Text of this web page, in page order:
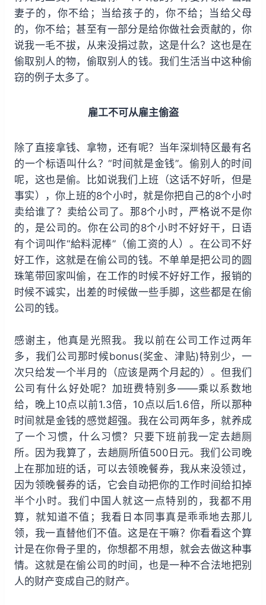
妻子的，你不给；当给孩子的，你不给；当给父母
的，你不给；甚至有一部分是给你做社会贡献的，你
说我一毛不拔，从来没捐过款，这是什么？这也是在
偷取别人的物，偷取别人的钱。我们生活当中这种偷
窃的例子太多了。
雇工不可从雇主偷盗
除了直接拿钱、拿物，还有呢？当年深圳特区最有名
的一个标语叫什么？“时间就是金钱”。偷别人的时间
呢，这也是偷。比如说我们上班（这话不好听，但是
事实），你上班的8个小时，就是你把自己的8个小时
卖给谁了？卖给公司了。那8个小时，严格说不是你
的，是公司的。你在公司的8个小时不好好干，日语
有个词叫作“給料泥棒”（偷工资的人）。在公司不好
好工作，这就是在偷公司的钱。不单单是把公司的圆
珠笔带回家叫偷，在工作的时候不好好工作，报销的
时候不诚实，出差的时候做一些手脚，这些都是在偷
公司的钱。
感谢主，他真是光照我。我以前在公司工作过两年
多，我们公司那时候bonus(奖金、津贴)特别少，一
次只给发一个半月的（应该是两个月起的）。但我们
公司有什么好处呢？加班费特别多——乘以系数地
给，晚上10点以前1.3倍，10点以后1.6倍，所以那种
时间就是金钱的感觉超强。我在公司两年多，就养成
了一个习惯，什么习惯？只要下班前我一定去趟厕
所。因为我算了，去趟厕所值500日元。我们公司晚
上在那加班的话，可以去领晚餐券，我从来没领过，
因为领晚餐券的话，它会自动把你的工作时间给扣掉
半个小时。我们中国人就这一点特别的，我都不用
算，就知道不值；我看日本同事真是乖乖地去那儿
领，我一直替他们不值。这是在干嘛？你看看这个算
计是在你骨子里的，你想都不用想，就会去做这种事
情。这就是在偷公司的时间，也是一种不合法地把别
人的财产变成自己的财产。